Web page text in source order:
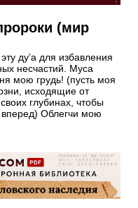
(мир
ду’а для избавления
несчастий. Муса
мою грудь! (пусть моя
исходящие от
глубинах, чтобы
Облегчи мою